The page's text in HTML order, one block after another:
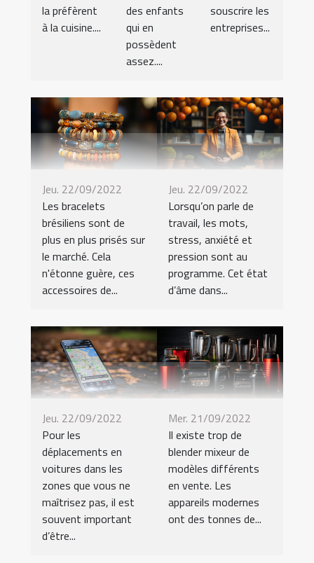
la préfèrent
à la cuisine....
des enfants
qui en
possèdent
assez....
souscrire les
entreprises...
Jeu. 22/09/2022
Les bracelets
brésiliens sont de
plus en plus prisés sur
le marché. Cela
n'étonne guère, ces
accessoires de...
Jeu. 22/09/2022
Lorsqu’on parle de
travail, les mots,
stress, anxiété et
pression sont au
programme. Cet état
d’âme dans...
Jeu. 22/09/2022
Pour les
déplacements en
voitures dans les
zones que vous ne
maîtrisez pas, il est
souvent important
d’être...
Mer. 21/09/2022
Il existe trop de
blender mixeur de
modèles différents
en vente. Les
appareils modernes
ont des tonnes de...